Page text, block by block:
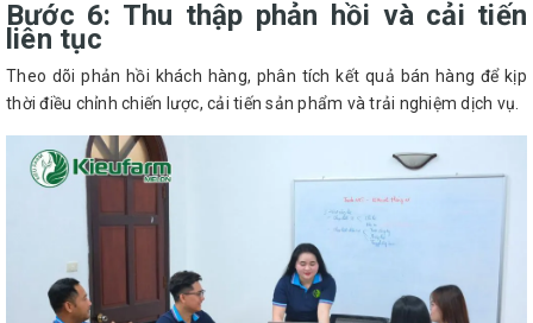
Bước 6: Thu thập phản hồi và cải tiến
liên tục
Theo dõi phản hồi khách hàng, phân tích kết quả bán hàng để kịp
thời điều chỉnh chiến lược, cải tiến sản phẩm và trải nghiệm dịch vụ.